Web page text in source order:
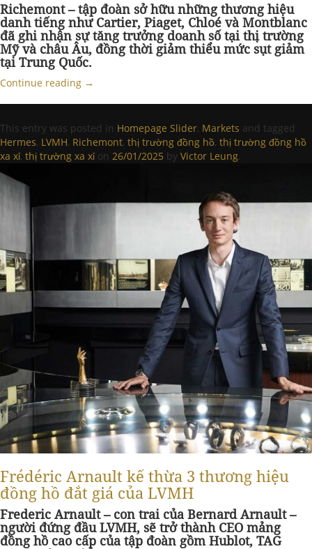
Richemont – tập đoàn sở hữu những thương hiệu
danh tiếng như Cartier, Piaget, Chloé và Montblanc
đã ghi nhận sự tăng trưởng doanh số tại thị trường
Mỹ và châu Âu, đồng thời giảm thiểu mức sụt giảm
tại Trung Quốc.
Continue reading →
This entry was posted in Homepage Slider, Markets and tagged
Hermes, LVMH, Richemont, thị trường đồng hồ, thị trường đồng hồ
xa xỉ, thị trường xa xỉ on 26/01/2025 by Victor Leung.
Frédéric Arnault kế thừa 3 thương hiệu
đồng hồ đắt giá của LVMH
Frederic Arnault – con trai của Bernard Arnault –
người đứng đầu LVMH, sẽ trở thành CEO mảng
đồng hồ cao cấp của tập đoàn gồm Hublot, TAG